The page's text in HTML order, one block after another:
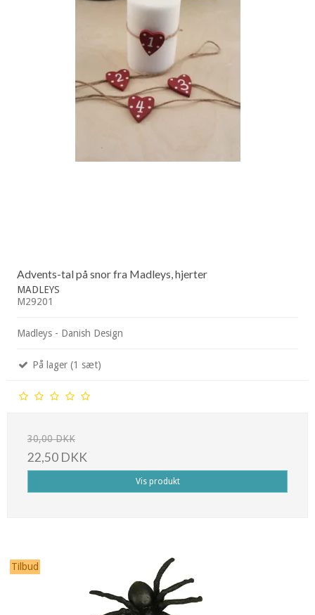
Advents-tal på snor fra Madleys, hjerter
MADLEYS
M29201
Madleys - Danish Design
På lager (1 sæt)
30,00 DKK
22,50 DKK
Vis produkt
Tilbud